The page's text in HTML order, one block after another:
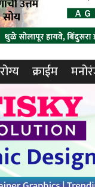
क्राईम